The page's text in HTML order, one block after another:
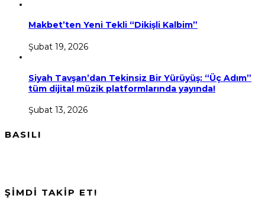
Makbet’ten Yeni Tekli “Dikişli Kalbim”
Şubat 19, 2026
Siyah Tavşan’dan Tekinsiz Bir Yürüyüş: “Üç Adım”
tüm dijital müzik platformlarında yayında!
Şubat 13, 2026
BASILI
ŞİMDİ TAKİP ET!